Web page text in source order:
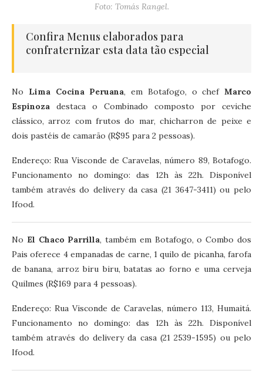
Foto: Tomás Rangel.
Confira Menus elaborados para
confraternizar esta data tão especial
No Lima Cocina Peruana, em Botafogo, o chef Marco
Espinoza destaca o Combinado composto por ceviche
clássico, arroz com frutos do mar, chicharron de peixe e
dois pastéis de camarão (R$95 para 2 pessoas).
Endereço: Rua Visconde de Caravelas, número 89, Botafogo.
Funcionamento no domingo: das 12h às 22h. Disponível
também através do delivery da casa (21 3647-3411) ou pelo
Ifood.
No El Chaco Parrilla, também em Botafogo, o Combo dos
Pais oferece 4 empanadas de carne, 1 quilo de picanha, farofa
de banana, arroz biru biru, batatas ao forno e uma cerveja
Quilmes (R$169 para 4 pessoas).
Endereço: Rua Visconde de Caravelas, número 113, Humaitá.
Funcionamento no domingo: das 12h às 22h. Disponível
também através do delivery da casa (21 2539-1595) ou pelo
Ifood.